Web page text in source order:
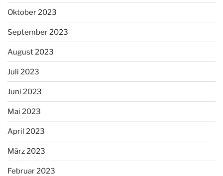
Oktober 2023
September 2023
August 2023
Juli 2023
Juni 2023
Mai 2023
April 2023
März 2023
Februar 2023